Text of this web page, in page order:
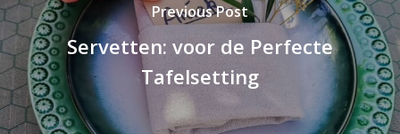
Previous Post
Servetten: voor de Perfecte
Tafelsetting